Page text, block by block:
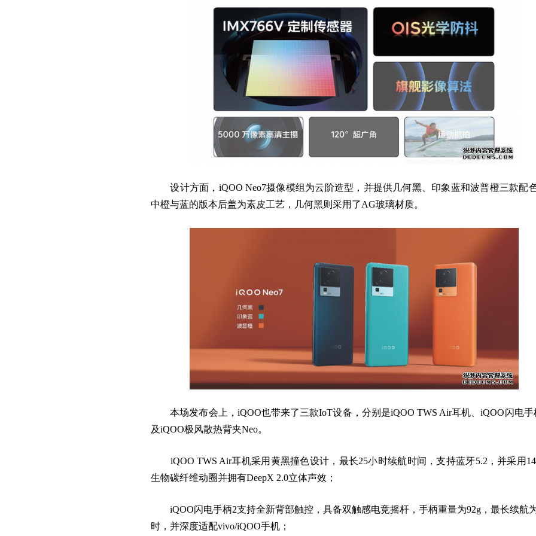
设计方面，iQOO Neo7摄像模组为云阶造型，并提供几何黑、印象蓝和波普橙三款配
中橙与蓝的版本后盖为素皮工艺，几何黑则采用了AG玻璃材质。
本场发布会上，iQOO也带来了三款IoT设备，分别是iQOO TWS Air耳机、iQOO闪电手
及iQOO极风散热背夹Neo。
iQOO TWS Air耳机采用黄黑撞色设计，最长25小时续航时间，支持蓝牙5.2，并采用
生物碳纤维动圈并拥有DeepX 2.0立体声效；
iQOO闪电手柄2支持全新背部触控，具备双触感电竞摇杆，手柄重量为92g，最长续航
时，并深度适配vivo/iQOO手机；